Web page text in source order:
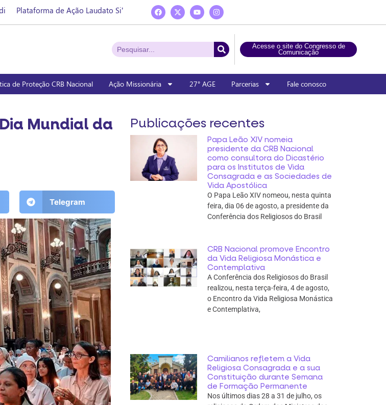
Plataforma de Ação Laudato Si’
Acesse o site do Congresso de
Comunicação
de Proteção CRB Nacional Ação Missionária 27° AGE Parcerias Fale conosco
Mundial da
Telegram
Publicações recentes
Papa Leão XIV nomeia
presidente da CRB Nacional
como consultora do Dicastério
para os Institutos de Vida
Consagrada e as Sociedades de
Vida Apostólica
O Papa Leão XIV nomeou, nesta quinta
feira, dia 06 de agosto, a presidente da
Conferência dos Religiosos do Brasil
CRB Nacional promove Encontro
da Vida Religiosa Monástica e
Contemplativa
A Conferência dos Religiosos do Brasil
realizou, nesta terça-feira, 4 de agosto,
o Encontro da Vida Religiosa Monástica
e Contemplativa,
Camilianos refletem a Vida
Religiosa Consagrada e a sua
Constituição durante Semana
de Formação Permanente
Nos últimos dias 28 a 31 de julho, os